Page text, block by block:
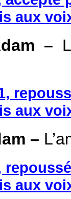
aux
–
aux
–
aux